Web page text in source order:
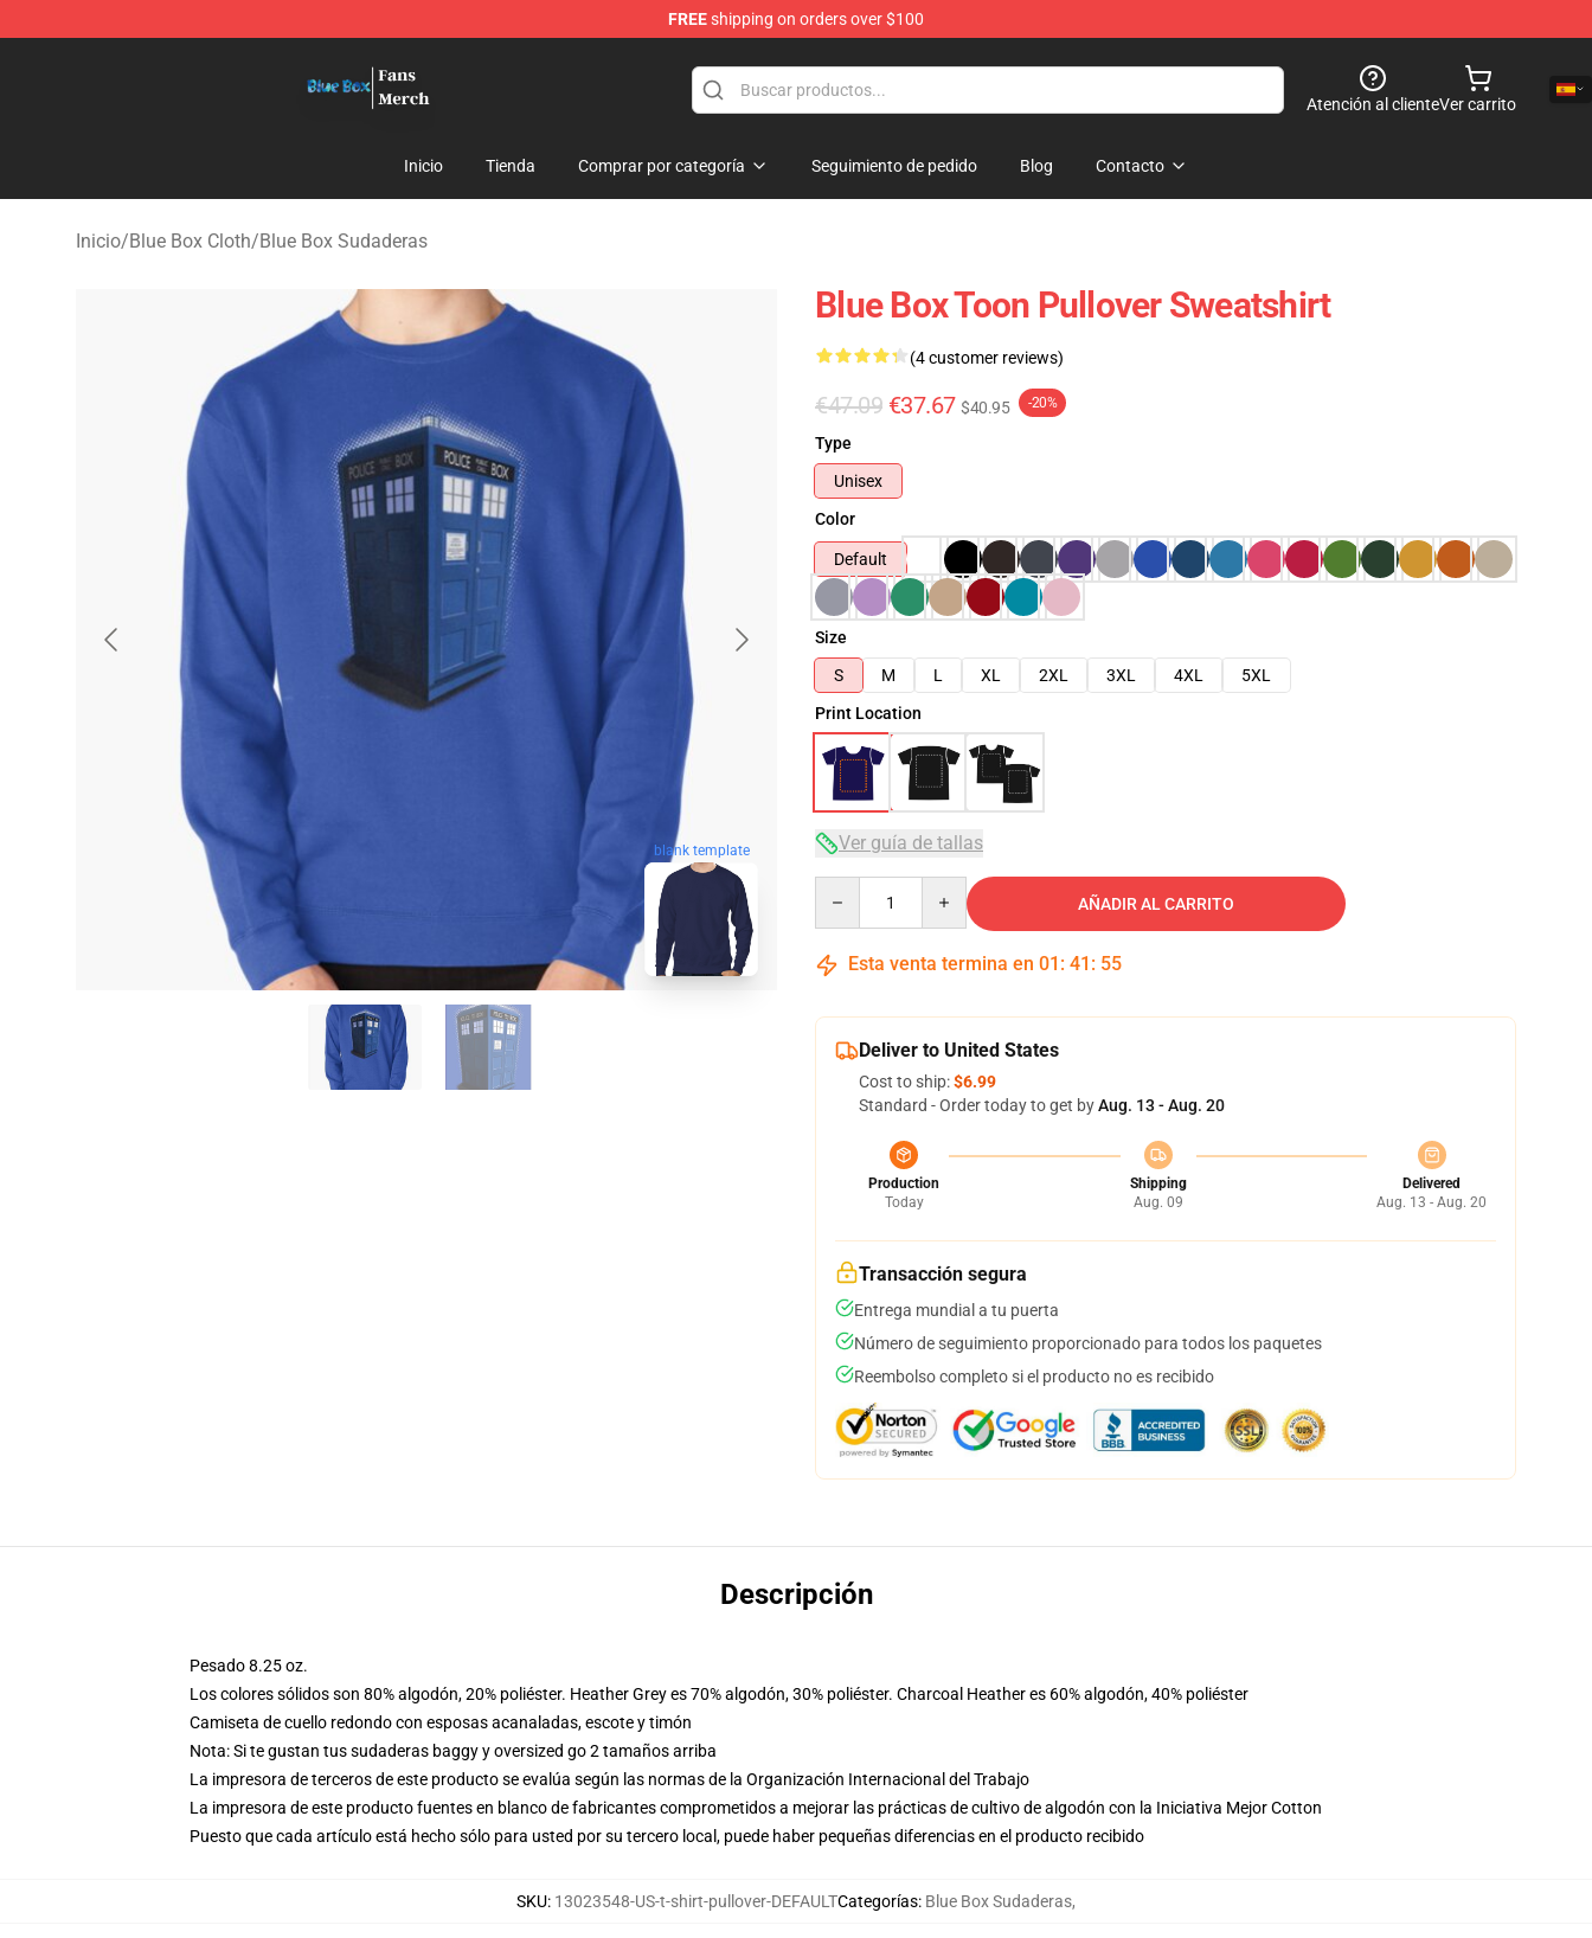
FREEshipping on orders over $100
Atención al clienteVer carrito
Inicio Tienda Comprar por categoría Seguimiento de pedido Blog Contacto
Inicio/Blue Box Cloth/Blue Box Sudaderas
blank template
Blue Box Toon Pullover Sweatshirt
(4 customer reviews)
€47.09 €37.67 $40.95 -20%
Type
Unisex
Color
Default
Size
S
M L XL 2XL 3XL 4XL
5XL
Print Location
Ver guía de tallas
AÑADIR AL CARRITO
Esta venta termina en 01 : 41 : 53
Deliver to United States
Cost to ship:$6.99
Standard - Order today to get byAug. 13 - Aug. 20
Production
Today
Shipping
Aug. 09
Delivered
Aug. 13 - Aug. 20
Transacción segura
Entrega mundial a tu puerta
Número de seguimiento proporcionado para todos los paquetes
Reembolso completo si el producto no es recibido
Descripción
Pesado 8.25 oz.
Los colores sólidos son 80% algodón, 20% poliéster. Heather Grey es 70% algodón, 30% poliéster. Charcoal Heather es 60% algodón, 40% poliéster
Camiseta de cuello redondo con esposas acanaladas, escote y timón
Nota: Si te gustan tus sudaderas baggy y oversized go 2 tamaños arriba
La impresora de terceros de este producto se evalúa según las normas de la Organización Internacional del Trabajo
La impresora de este producto fuentes en blanco de fabricantes comprometidos a mejorar las prácticas de cultivo de algodón con la Iniciativa Mejor Cotton
Puesto que cada artículo está hecho sólo para usted por su tercero local, puede haber pequeñas diferencias en el producto recibido
SKU: 13023548-US-t-shirt-pullover-DEFAULTCategorías: Blue Box Sudaderas,